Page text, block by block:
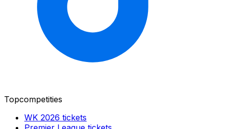
Topcompetities
WK 2026 tickets